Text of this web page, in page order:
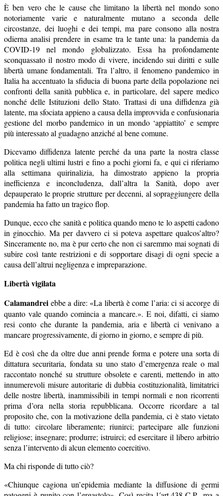
È ben vero che le cause che limitano la libertà nel mondo sono
notoriamente varie e naturalmente mutano a seconda delle
circostanze, dei luoghi e dei tempi, ma pare consono alla nostra
odierna analisi prendere in esame tra le tante una: la pandemia da
COVID-19 nel mondo globalizzato. Essa ha profondamente
sconquassato il nostro modo di vivere, incidendo sui diritti e sulle
libertà umane fondamentali. Tra l’altro, il fenomeno pandemico in
Italia ha accentuato la sfiducia di buona parte della popolazione nei
confronti della sanità pubblica e, in particolare, del sapere medico
nonché delle Istituzioni dello Stato. Trattasi di una diffidenza già
latente, ma sfociata appieno a causa della improvvida e confusionaria
gestione del morbo pandemico in un mondo ‘appiattito’ e sempre
più interessato al guadagno anziché al bene comune.
Dicevamo diffidenza latente perché da una parte la nostra classe
politica negli ultimi lustri e fino a pochi giorni fa, e qui ci riferiamo
alla settimana quirinalizia, ha dimostrato appieno la propria
inefficienza e inconcludenza, dall’altra la Sanità, dopo aver
depauperato le proprie strutture per decenni, al sopraggiungere della
pandemia ha fatto un tragico flop.
Dunque, ecco che sanità e politica quando meno te lo aspetti cadono
in ginocchio. Ma per davvero ci si poteva aspettare qualcos’altro?
Sinceramente no, ma è pur certo che non ci saremmo mai sognati di
subire così tante restrizioni e di sopportare disagi di ogni specie a
causa dell’altrui negligenza e impreparazione.
Libertà vigilata
Calamandrei ebbe a dire: «La libertà è come l’aria: ci si accorge di
quanto vale quando comincia a mancare.». E noi, difatti, ci siamo
resi conto che durante la pandemia, aria e libertà ci venivano a
mancare progressivamente, di giorno in giorno, e sempre di più.
Ed è così che da oltre due anni prende forma e potere una sorta di
dittatura securitaria, fondata su uno stato d’emergenza reale o mal
raccontato nonché su strutture obsolete e carenti, mettendo in atto
innumerevoli misure autoritarie di dubbia costituzionalità, limitatrici
delle nostre libertà, inammissibili in tempi normali e non ricorrenti
prima d’ora nella storia repubblicana. Occorre ricordare a tal
proposito che, con la motivazione della pandemia, ci è stato vietato
di tutto: circolare liberamente; riunirci; partecipare alle funzioni
religiose; insegnare; produrre; istruirci; ed esercitare il libero arbitrio
senza l’intervento di alcun elemento coercitivo.
Ma chi risponde di tutto ciò?
«Chiunque cagiona un’epidemia mediante la diffusione di germi